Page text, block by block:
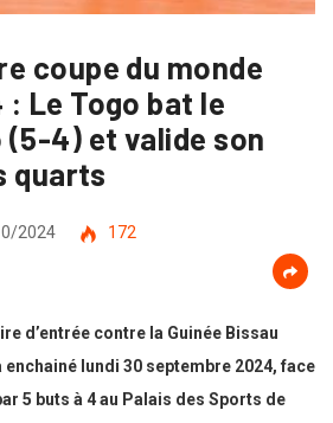
coupe du monde
Le Togo bat le
(5-4) et valide son
quarts
2024
172
d’entrée contre la Guinée Bissau
lundi 30 septembre 2024, face
5 buts à 4 au Palais des Sports de